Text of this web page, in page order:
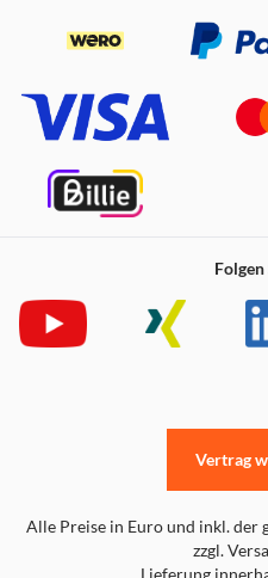
Folgen
Alle Preise in Euro und inkl. der
zzgl.
Lieferung
Vertrag